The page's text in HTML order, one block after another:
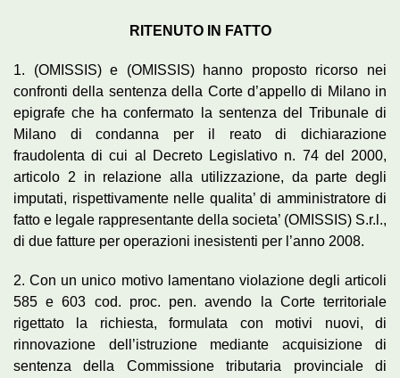
RITENUTO IN FATTO
1. (OMISSIS) e (OMISSIS) hanno proposto ricorso nei
confronti della sentenza della Corte d’appello di Milano in
epigrafe che ha confermato la sentenza del Tribunale di
Milano di condanna per il reato di dichiarazione
fraudolenta di cui al Decreto Legislativo n. 74 del 2000,
articolo 2 in relazione alla utilizzazione, da parte degli
imputati, rispettivamente nelle qualita’ di amministratore di
fatto e legale rappresentante della societa’ (OMISSIS) S.r.l.,
di due fatture per operazioni inesistenti per l’anno 2008.
2. Con un unico motivo lamentano violazione degli articoli
585 e 603 cod. proc. pen. avendo la Corte territoriale
rigettato la richiesta, formulata con motivi nuovi, di
rinnovazione dell’istruzione mediante acquisizione di
sentenza della Commissione tributaria provinciale di